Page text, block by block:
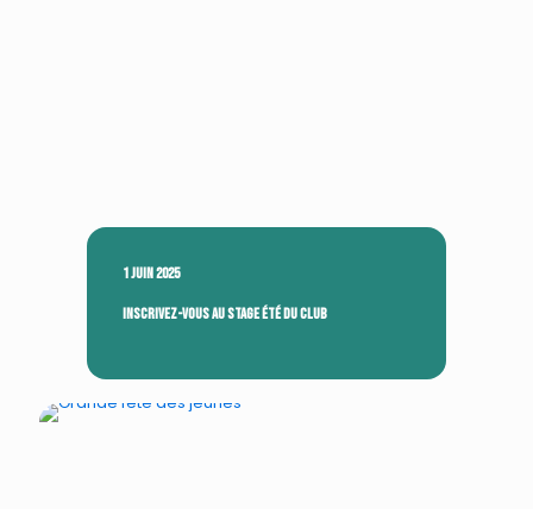
1 juin 2025
Inscrivez-vous au stage été du club